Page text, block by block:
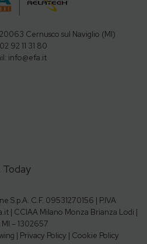
Cernusco sul Naviglio (MI)
92 11 31 80
info@efa.it
Today
S.p.A. C.F. 09531270156 | P.IVA
| CCIAA Milano Monza Brianza Lodi |
MI – 1302657
| Privacy Policy | Cookie Policy